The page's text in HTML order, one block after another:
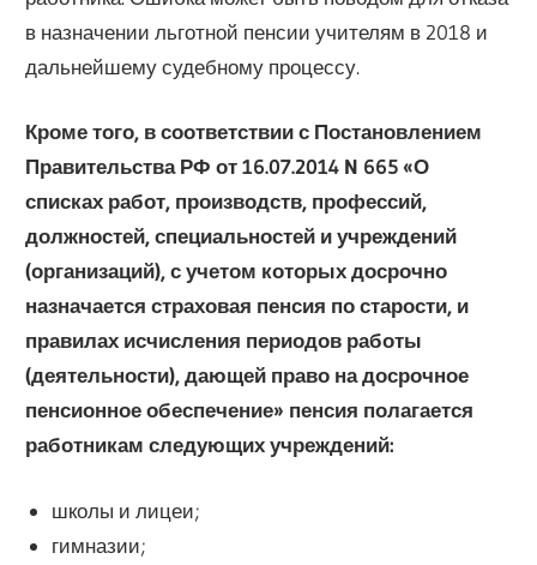
в назначении льготной пенсии учителям в 2018 и
дальнейшему судебному процессу.
Кроме того, в соответствии с Постановлением
Правительства РФ от 16.07.2014 N 665 «О
списках работ, производств, профессий,
должностей, специальностей и учреждений
(организаций), с учетом которых досрочно
назначается страховая пенсия по старости, и
правилах исчисления периодов работы
(деятельности), дающей право на досрочное
пенсионное обеспечение» пенсия полагается
работникам следующих учреждений:
школы и лицеи;
гимназии;